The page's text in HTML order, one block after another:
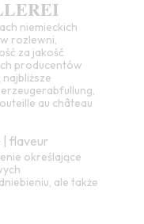
niemieckich
rozlewni,
za jakość
producentów
erzeugerabfullung,
au château
flaveur
określające
ale także